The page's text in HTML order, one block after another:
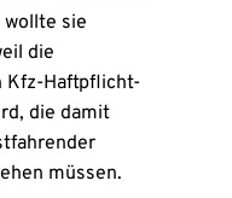
sie
die
Kfz-Haftpflicht-
die damit
müssen.